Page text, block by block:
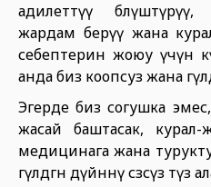
адилеттүү
жардам берүү жана
себептерин жоюу үчүн
анда биз коопсуз жана
Эгерде биз согушка
жасай баштасак,
медицинага жана
гүлдөгөн дүйнөнү сөзсүз түзө